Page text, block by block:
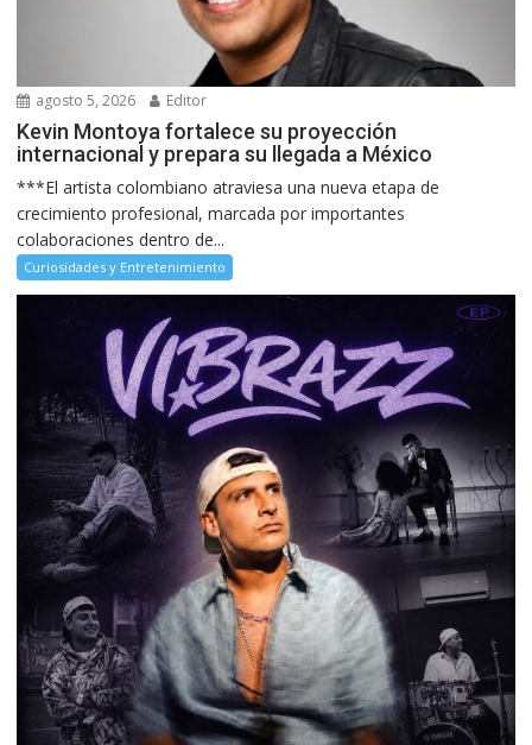
agosto 5, 2026 Editor
Kevin Montoya fortalece su proyección
internacional y prepara su llegada a México
***El artista colombiano atraviesa una nueva etapa de
crecimiento profesional, marcada por importantes
colaboraciones dentro de...
Curiosidades y Entretenimiento